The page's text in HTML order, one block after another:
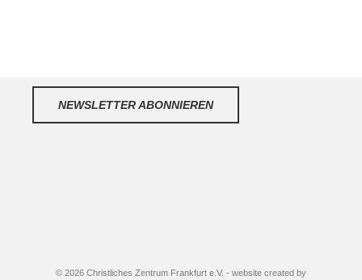
NEWSLETTER ABONNIEREN
© 2026 Christliches Zentrum Frankfurt e.V. - website created by